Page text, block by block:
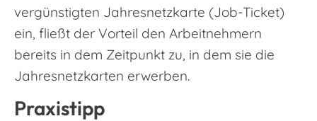
vergünstigten Jahresnetzkarte (Job-Ticket)
ein, fließt der Vorteil den Arbeitnehmern
bereits in dem Zeitpunkt zu, in dem sie die
Jahresnetzkarten erwerben.
Praxistipp